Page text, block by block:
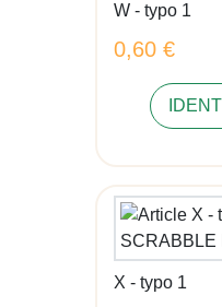
W - typo 1
0,60 €
X - typo 1